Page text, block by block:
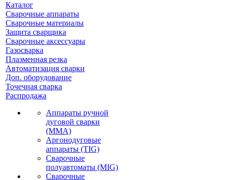
Каталог
Сварочные аппараты
Сварочные материалы
Защита сварщика
Сварочные аксессуары
Газосварка
Плазменная резка
Автоматизация сварки
Доп. оборудование
Точечная сварка
Распродажа
Аппараты ручной
дуговой сварки
(MMA)
Аргонодуговые
аппараты (TIG)
Сварочные
полуавтоматы (MIG)
Сварочные